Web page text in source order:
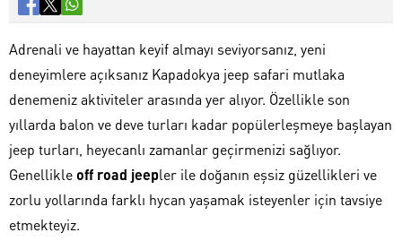
Adrenali ve hayattan keyif almayı seviyorsanız, yeni
deneyimlere açıksanız Kapadokya jeep safari mutlaka
denemeniz aktiviteler arasında yer alıyor. Özellikle son
yıllarda balon ve deve turları kadar popülerleşmeye başlayan
jeep turları, heyecanlı zamanlar geçirmenizi sağlıyor.
Genellikleoff road jeepler ile doğanın eşsiz güzellikleri ve
zorlu yollarında farklı hycan yaşamak isteyenler için tavsiye
etmekteyiz.